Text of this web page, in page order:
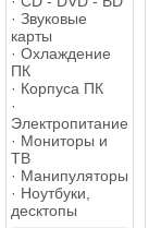
· Звуковые
карты
· Охлаждение
ПК
· Корпуса ПК
·
Электропитание
· Мониторы и
ТВ
· Манипуляторы
· Ноутбуки,
десктопы